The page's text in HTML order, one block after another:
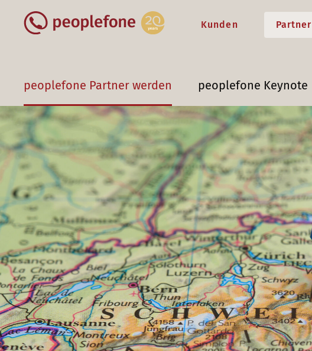
Kunden Partner
peoplefone Partner werden peoplefone Keynote